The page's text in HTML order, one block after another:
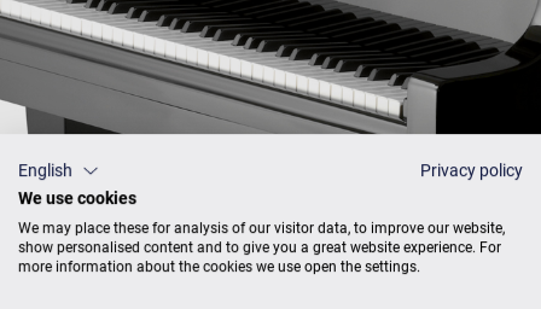
English
Privacy policy
We use cookies
We may place these for analysis of our visitor data, to improve our website,
show personalised content and to give you a great website experience. For
more information about the cookies we use open the settings.